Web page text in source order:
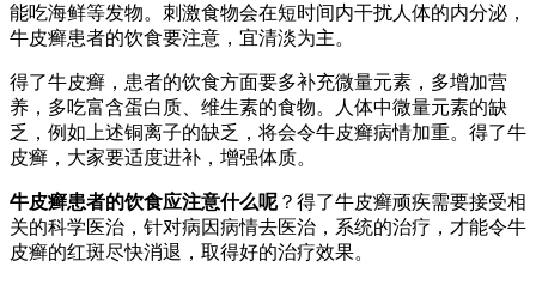
能吃海鲜等发物。刺激食物会在短时间内干扰人体的内分泌，
牛皮癣患者的饮食要注意，宜清淡为主。
得了牛皮癣，患者的饮食方面要多补充微量元素，多增加营
养，多吃富含蛋白质、维生素的食物。人体中微量元素的缺
乏，例如上述铜离子的缺乏，将会令牛皮癣病情加重。得了牛
皮癣，大家要适度进补，增强体质。
牛皮癣患者的饮食应注意什么呢？得了牛皮癣顽疾需要接受相
关的科学医治，针对病因病情去医治，系统的治疗，才能令牛
皮癣的红斑尽快消退，取得好的治疗效果。